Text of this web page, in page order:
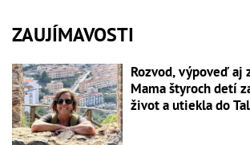
ZAUJÍMAVOSTI
Rozvod, výpoveď aj
Mama štyroch detí
život a utiekla do